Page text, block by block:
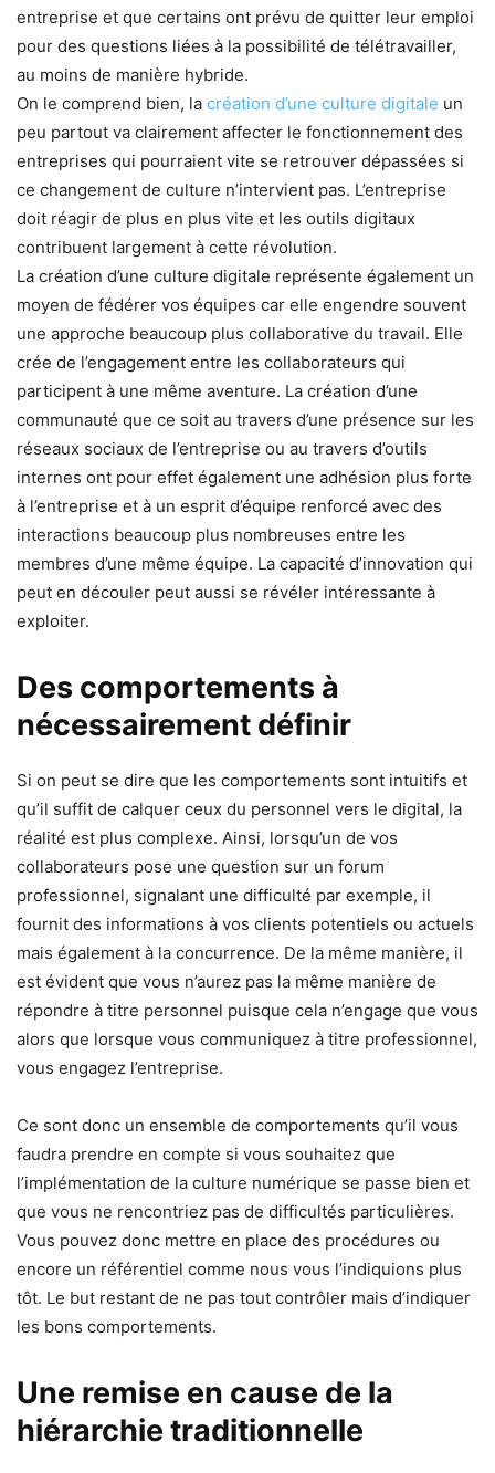
entreprise et que certains ont prévu de quitter leur emploi
pour des questions liées à la possibilité de télétravailler,
au moins de manière hybride.
On le comprend bien, la création d’une culture digitale un
peu partout va clairement affecter le fonctionnement des
entreprises qui pourraient vite se retrouver dépassées si
ce changement de culture n’intervient pas. L’entreprise
doit réagir de plus en plus vite et les outils digitaux
contribuent largement à cette révolution.
La création d’une culture digitale représente également un
moyen de fédérer vos équipes car elle engendre souvent
une approche beaucoup plus collaborative du travail. Elle
crée de l’engagement entre les collaborateurs qui
participent à une même aventure. La création d’une
communauté que ce soit au travers d’une présence sur les
réseaux sociaux de l’entreprise ou au travers d’outils
internes ont pour effet également une adhésion plus forte
à l’entreprise et à un esprit d’équipe renforcé avec des
interactions beaucoup plus nombreuses entre les
membres d’une même équipe. La capacité d’innovation qui
peut en découler peut aussi se révéler intéressante à
exploiter.
Des comportements à
nécessairement définir
Si on peut se dire que les comportements sont intuitifs et
qu’il suffit de calquer ceux du personnel vers le digital, la
réalité est plus complexe. Ainsi, lorsqu’un de vos
collaborateurs pose une question sur un forum
professionnel, signalant une difficulté par exemple, il
fournit des informations à vos clients potentiels ou actuels
mais également à la concurrence. De la même manière, il
est évident que vous n’aurez pas la même manière de
répondre à titre personnel puisque cela n’engage que vous
alors que lorsque vous communiquez à titre professionnel,
vous engagez l’entreprise.
Ce sont donc un ensemble de comportements qu’il vous
faudra prendre en compte si vous souhaitez que
l’implémentation de la culture numérique se passe bien et
que vous ne rencontriez pas de difficultés particulières.
Vous pouvez donc mettre en place des procédures ou
encore un référentiel comme nous vous l’indiquions plus
tôt. Le but restant de ne pas tout contrôler mais d’indiquer
les bons comportements.
Une remise en cause de la
hiérarchie traditionnelle